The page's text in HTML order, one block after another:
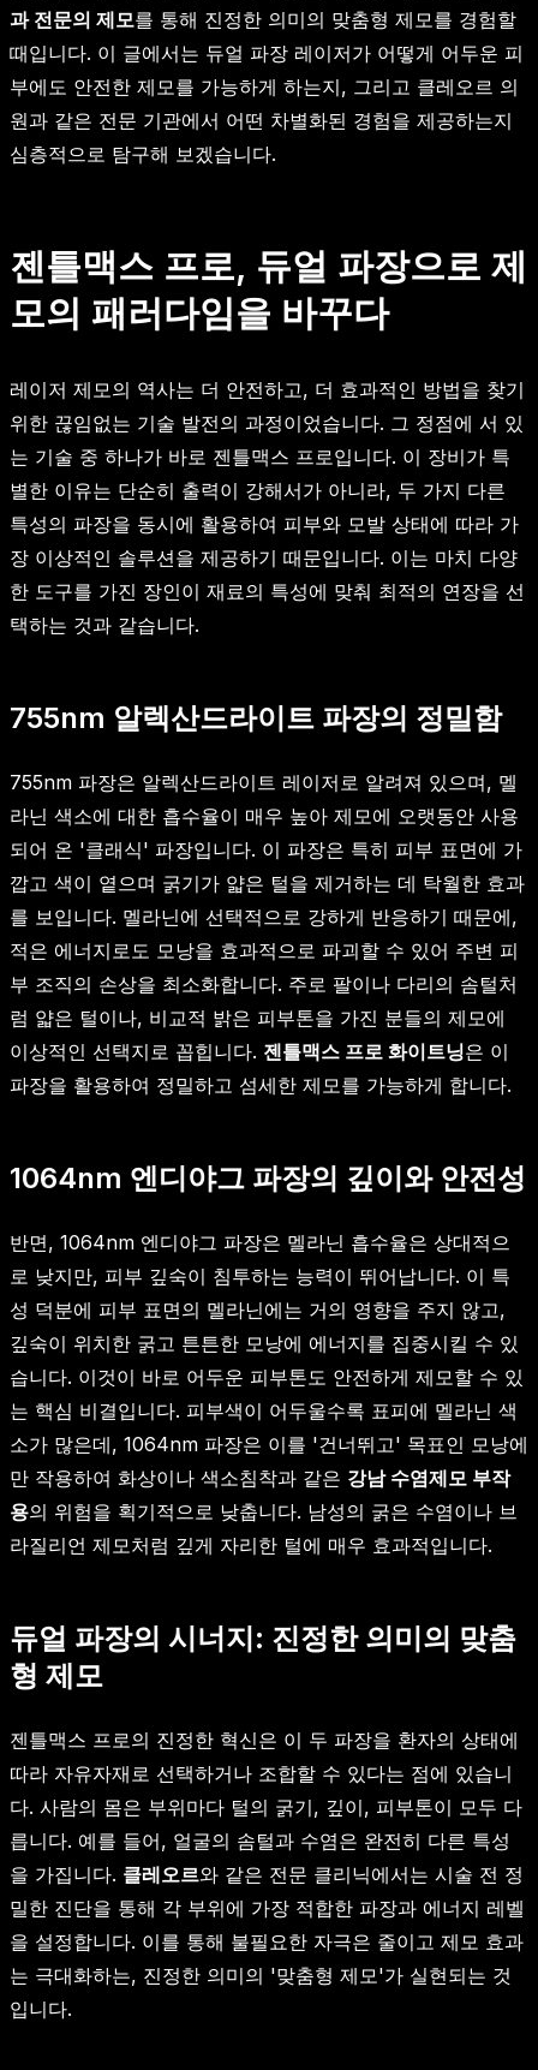
과 전문의 제모를 통해 진정한 의미의 맞춤형 제모를 경험할
때입니다. 이 글에서는 듀얼 파장 레이저가 어떻게 어두운 피
부에도 안전한 제모를 가능하게 하는지, 그리고 클레오르 의
원과 같은 전문 기관에서 어떤 차별화된 경험을 제공하는지
심층적으로 탐구해 보겠습니다.
젠틀맥스 프로, 듀얼 파장으로 제
모의 패러다임을 바꾸다
레이저 제모의 역사는 더 안전하고, 더 효과적인 방법을 찾기
위한 끊임없는 기술 발전의 과정이었습니다. 그 정점에 서 있
는 기술 중 하나가 바로 젠틀맥스 프로입니다. 이 장비가 특
별한 이유는 단순히 출력이 강해서가 아니라, 두 가지 다른
특성의 파장을 동시에 활용하여 피부와 모발 상태에 따라 가
장 이상적인 솔루션을 제공하기 때문입니다. 이는 마치 다양
한 도구를 가진 장인이 재료의 특성에 맞춰 최적의 연장을 선
택하는 것과 같습니다.
755nm 알렉산드라이트 파장의 정밀함
755nm 파장은 알렉산드라이트 레이저로 알려져 있으며, 멜
라닌 색소에 대한 흡수율이 매우 높아 제모에 오랫동안 사용
되어 온 '클래식' 파장입니다. 이 파장은 특히 피부 표면에 가
깝고 색이 옅으며 굵기가 얇은 털을 제거하는 데 탁월한 효과
를 보입니다. 멜라닌에 선택적으로 강하게 반응하기 때문에,
적은 에너지로도 모낭을 효과적으로 파괴할 수 있어 주변 피
부 조직의 손상을 최소화합니다. 주로 팔이나 다리의 솜털처
럼 얇은 털이나, 비교적 밝은 피부톤을 가진 분들의 제모에
이상적인 선택지로 꼽힙니다. 젠틀맥스 프로 화이트닝은 이
파장을 활용하여 정밀하고 섬세한 제모를 가능하게 합니다.
1064nm 엔디야그 파장의 깊이와 안전성
반면, 1064nm 엔디야그 파장은 멜라닌 흡수율은 상대적으
로 낮지만, 피부 깊숙이 침투하는 능력이 뛰어납니다. 이 특
성 덕분에 피부 표면의 멜라닌에는 거의 영향을 주지 않고,
깊숙이 위치한 굵고 튼튼한 모낭에 에너지를 집중시킬 수 있
습니다. 이것이 바로 어두운 피부톤도 안전하게 제모할 수 있
는 핵심 비결입니다. 피부색이 어두울수록 표피에 멜라닌 색
소가 많은데, 1064nm 파장은 이를 '건너뛰고' 목표인 모낭에
만 작용하여 화상이나 색소침착과 같은 강남 수염제모 부작
용의 위험을 획기적으로 낮춥니다. 남성의 굵은 수염이나 브
라질리언 제모처럼 깊게 자리한 털에 매우 효과적입니다.
듀얼 파장의 시너지: 진정한 의미의 맞춤
형 제모
젠틀맥스 프로의 진정한 혁신은 이 두 파장을 환자의 상태에
따라 자유자재로 선택하거나 조합할 수 있다는 점에 있습니
다. 사람의 몸은 부위마다 털의 굵기, 깊이, 피부톤이 모두 다
릅니다. 예를 들어, 얼굴의 솜털과 수염은 완전히 다른 특성
을 가집니다. 클레오르와 같은 전문 클리닉에서는 시술 전 정
밀한 진단을 통해 각 부위에 가장 적합한 파장과 에너지 레벨
을 설정합니다. 이를 통해 불필요한 자극은 줄이고 제모 효과
는 극대화하는, 진정한 의미의 '맞춤형 제모'가 실현되는 것
입니다.